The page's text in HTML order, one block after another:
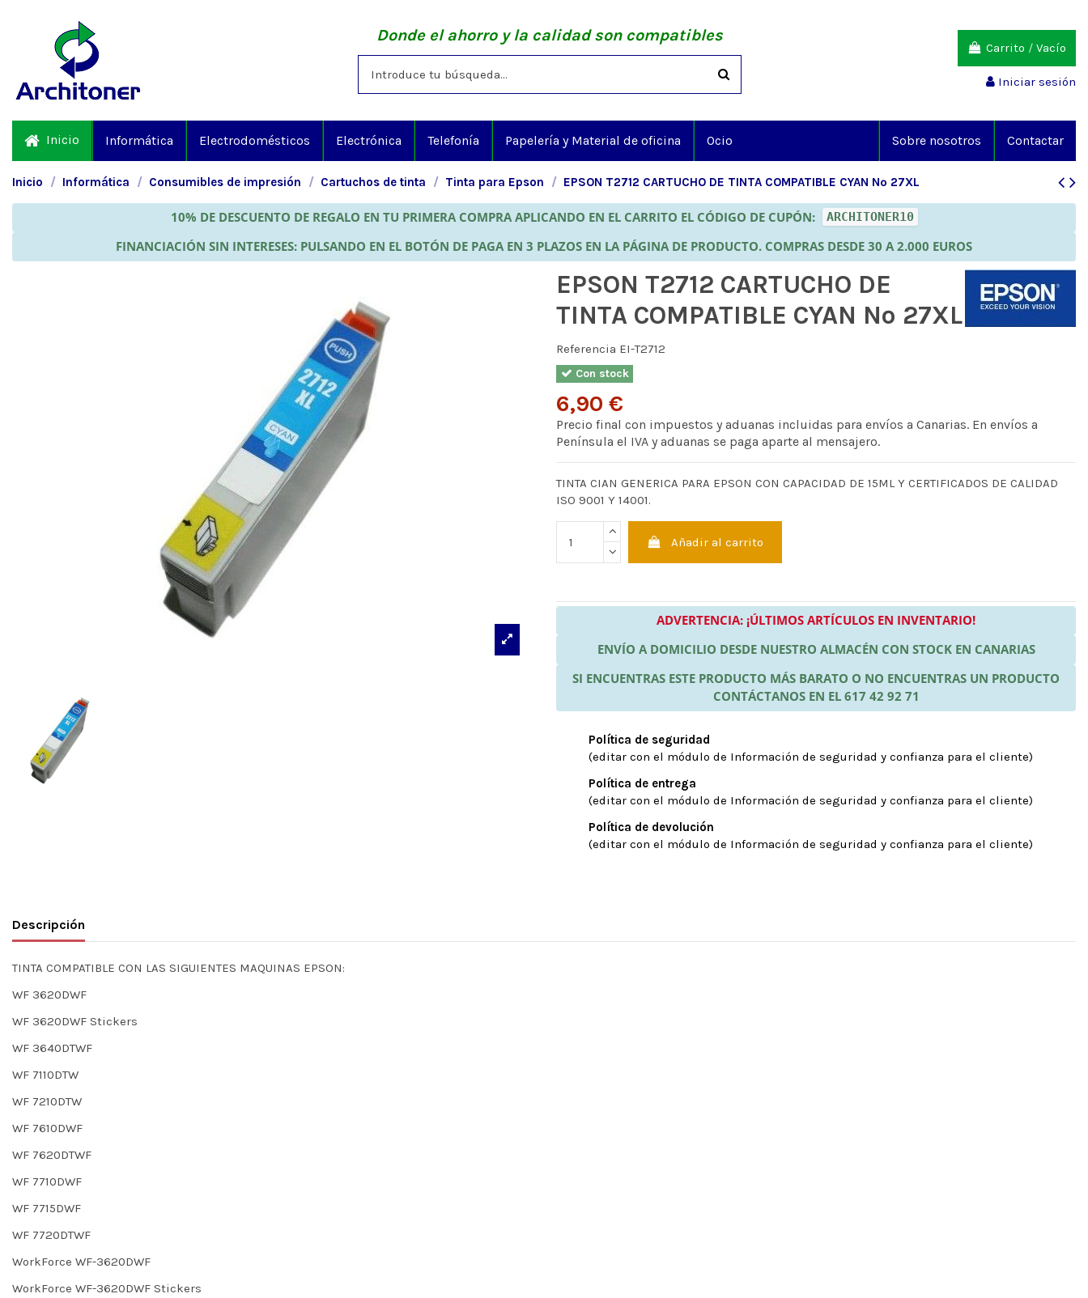
Donde el ahorro y la calidad son compatibles
Carrito / Vacío
Iniciar sesión
Inicio Informática Electrodomésticos Electrónica Telefonía Papelería y Material de oficina Ocio Contactar
Sobre nosotros
Inicio Informática Consumibles de impresión Cartuchos de tinta Tinta para Epson EPSON T2712 CARTUCHO DE TINTA COMPATIBLE CYAN Nº 27XL
10% DE DESCUENTO DE REGALO EN TU PRIMERA COMPRA APLICANDO EN EL CARRITO EL CÓDIGO DE CUPÓN: ARCHITONER10
FINANCIACIÓN SIN INTERESES: PULSANDO EN EL BOTÓN DE PAGA EN 3 PLAZOS EN LA PÁGINA DE PRODUCTO. COMPRAS DESDE 30 A 2.000 EUROS
EPSON T2712 CARTUCHO DE
TINTA COMPATIBLE CYAN Nº 27XL
Referencia EI-T2712
Con stock
6,90 €
Precio final con impuestos y aduanas incluidas para envíos a Canarias. En envíos a
Península el IVA y aduanas se paga aparte al mensajero.
TINTA CIAN GENERICA PARA EPSON CON CAPACIDAD DE 15ML Y CERTIFICADOS DE CALIDAD
ISO 9001 Y 14001.
Añadir al carrito
ADVERTENCIA: ¡ÚLTIMOS ARTÍCULOS EN INVENTARIO!
ENVÍO A DOMICILIO DESDE NUESTRO ALMACÉN CON STOCK EN CANARIAS
SI ENCUENTRAS ESTE PRODUCTO MÁS BARATO O NO ENCUENTRAS UN PRODUCTO
CONTÁCTANOS EN EL 617 42 92 71
Política de seguridad
(editar con el módulo de Información de seguridad y confianza para el cliente)
Política de entrega
(editar con el módulo de Información de seguridad y confianza para el cliente)
Política de devolución
(editar con el módulo de Información de seguridad y confianza para el cliente)
Descripción
TINTA COMPATIBLE CON LAS SIGUIENTES MAQUINAS EPSON:
WF 3620DWF
WF 3620DWF Stickers
WF 3640DTWF
WF 7110DTW
WF 7210DTW
WF 7610DWF
WF 7620DTWF
WF 7710DWF
WF 7715DWF
WF 7720DTWF
WorkForce WF-3620DWF
WorkForce WF-3620DWF Stickers